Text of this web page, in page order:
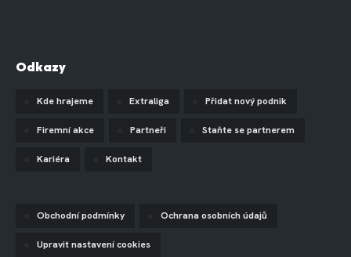
Odkazy
Kde hrajeme Extraliga Přidat nový podnik
Firemní akce Partneři Staňte se partnerem
Kariéra Kontakt
Obchodní podmínky Ochrana osobních údajů
Upravit nastavení cookies